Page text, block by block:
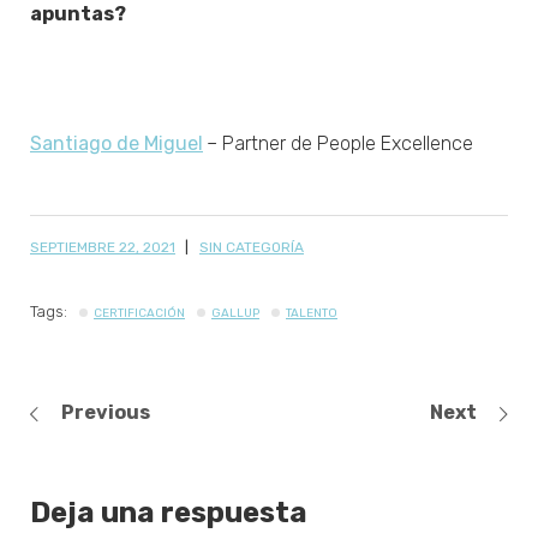
apuntas?
Santiago de Miguel – Partner de People Excellence
SEPTIEMBRE 22, 2021 SIN CATEGORÍA
Tags: CERTIFICACIÓN GALLUP TALENTO
Previous Next
Deja una respuesta